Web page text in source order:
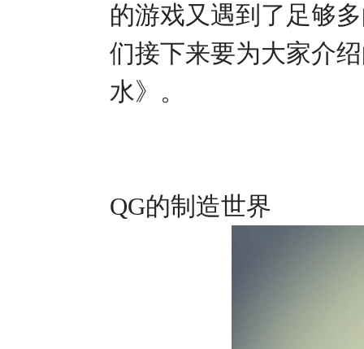
的游戏又遇到了足够
们接下来要为大家介
水》。
QG的制造世界